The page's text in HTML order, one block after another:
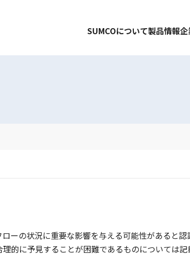
SUMCOについて製品情報
ーの状況に重要な影響を与える可能性があると認
的に予見することが困難であるものについては記